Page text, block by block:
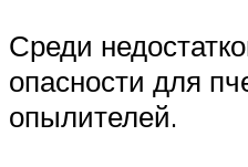
Среди
опасности для
опылителей.